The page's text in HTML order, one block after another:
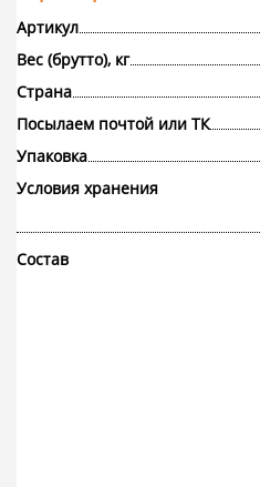
Артикул
Вес (брутто), кг
Страна
Посылаем почтой или ТК
Упаковка
Условия хранения
Состав